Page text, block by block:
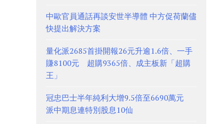
中歐官員通話再談安世半導體 中方促荷蘭儘
快提出解決方案
量化派2685首掛開報26元升逾1.6倍、一手
賺8100元 超購9365倍、成主板新「超購
王」
冠忠巴士半年純利大增9.5倍至6690萬元
派中期息連特別股息10仙